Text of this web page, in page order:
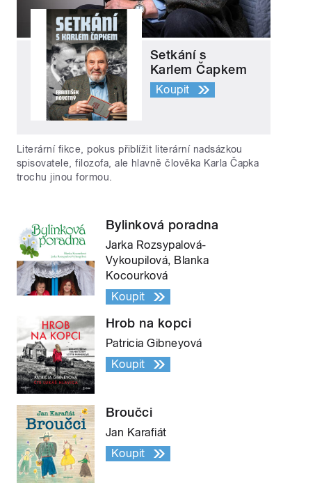
Setkání s
Karlem Čapkem
Koupit
Literární fikce, pokus přiblížit literární nadsázkou
spisovatele, filozofa, ale hlavně člověka Karla Čapka
trochu jinou formou.
Bylinková poradna
Jarka Rozsypalová-
Vykoupilová, Blanka
Kocourková
Koupit
Hrob na kopci
Patricia Gibneyová
Koupit
Broučci
Jan Karafiát
Koupit